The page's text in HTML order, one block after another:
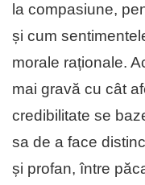
la compasiune,
și cum
morale raționale.
mai gravă cu cât
credibilitate se
sa de a face
și profan, între